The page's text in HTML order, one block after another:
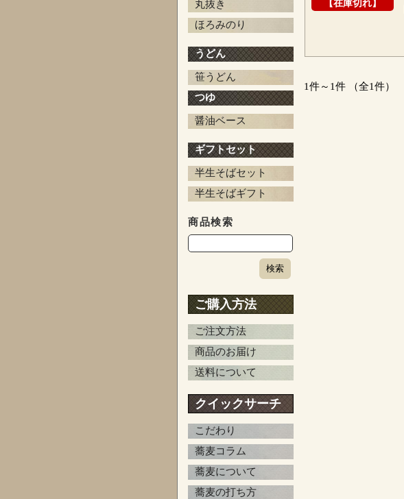
丸抜き
ほろみのり
うどん
笹うどん
つゆ
醤油ベース
ギフトセット
半生そばセット
半生そばギフト
商品検索
ご購入方法
ご注文方法
商品のお届け
送料について
クイックサーチ
こだわり
蕎麦コラム
蕎麦について
蕎麦の打ち方
1件～1件 （全1件）